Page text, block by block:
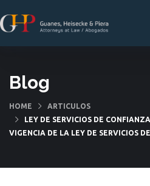
Blog
HOME
ARTICULOS
LEY DE SERVICIOS DE
VIGENCIA DE LA LEY DE SERVICIOS